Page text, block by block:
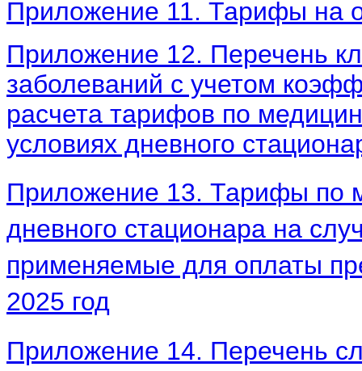
Приложение 11. Тарифы на
Приложение 12. Перечень
заболеваний с учетом
расчета тарифов по
условиях дневного
Приложение 13. Тарифы по
дневного стационара на
применяемые для оплаты
2025 год
Приложение 14. Перечень